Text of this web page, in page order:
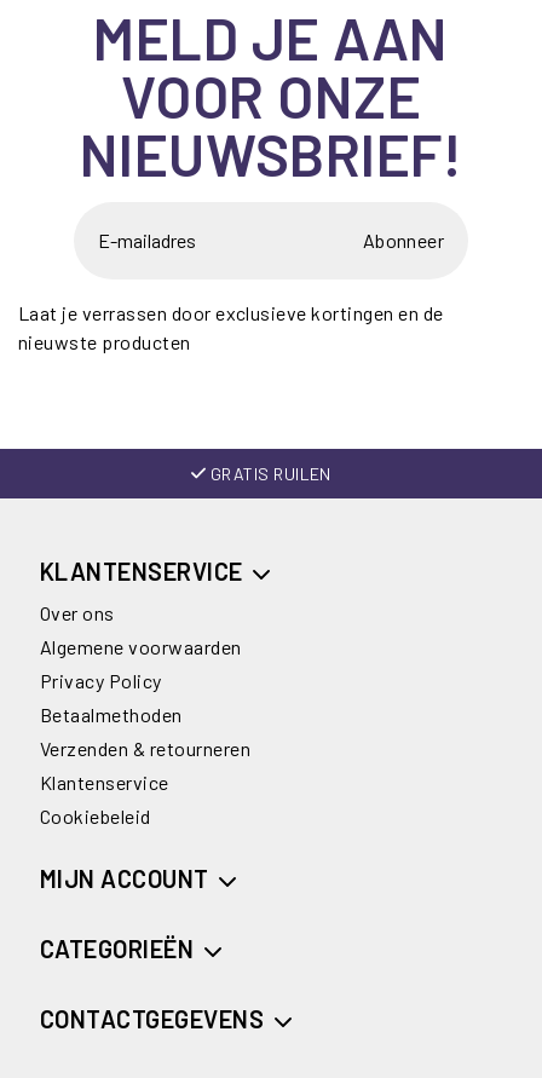
MELD JE AAN
VOOR ONZE
NIEUWSBRIEF!
Abonneer
Laat je verrassen door exclusieve kortingen en de
nieuwste producten
GRATIS RUILEN
KLANTENSERVICE
Over ons
Algemene voorwaarden
Privacy Policy
Betaalmethoden
Verzenden & retourneren
Klantenservice
Cookiebeleid
MIJN ACCOUNT
CATEGORIEËN
CONTACTGEGEVENS